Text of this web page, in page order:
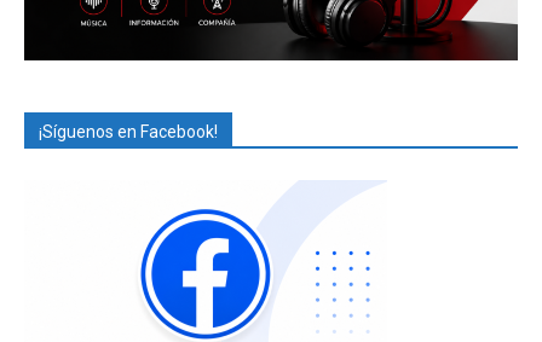
¡Síguenos en Facebook!